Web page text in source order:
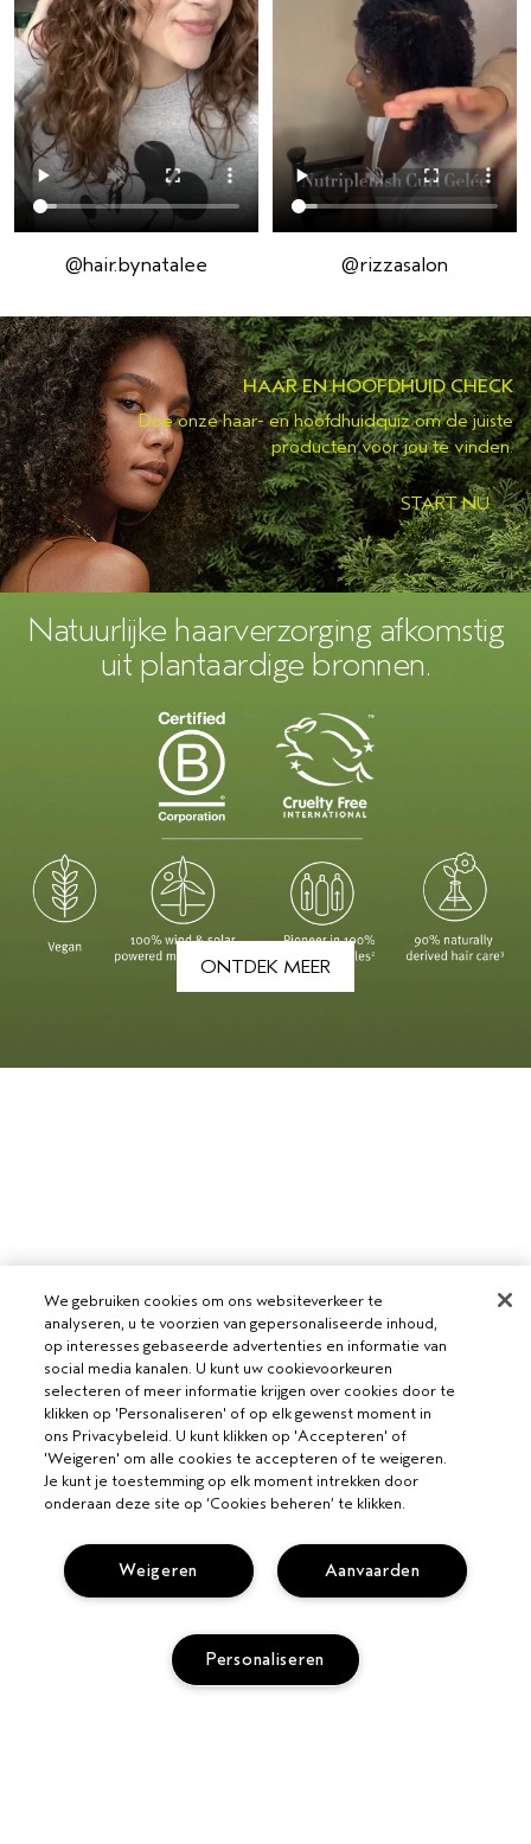
@hair.bynatalee @rizzasalon
HAAR EN HOOFDHUID CHECK
Doe onze haar- en hoofdhuidquiz om de juiste
producten voor jou te vinden.
START NU
Natuurlijke haarverzorging afkomstig
uit plantaardige bronnen.
ONTDEK MEER
VOOR PROFESSIONALS
BEL +31208088537
We gebruiken cookies om ons websiteverkeer te
analyseren, u te voorzien van gepersonaliseerde inhoud,
op interesses gebaseerde advertenties en informatie van
social media kanalen. U kunt uw cookievoorkeuren
selecteren of meer informatie krijgen over cookies door te
klikken op 'Personaliseren' of op elk gewenst moment in
ons Privacybeleid. U kunt klikken op 'Accepteren' of
'Weigeren' om alle cookies te accepteren of te weigeren.
Je kunt je toestemming op elk moment intrekken door
onderaan deze site op ‘Cookies beheren’ te klikken.
Aanvaarden
Weigeren
Personaliseren